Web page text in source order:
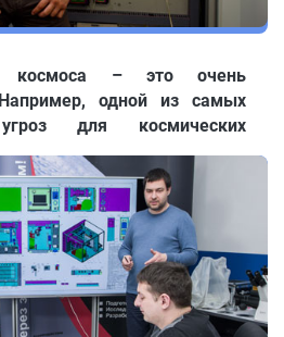
космоса – это очень
одной из самых
угроз для космических
столкновение с
Томском научном центре
с коллегами из ТПУ, ТГУ и
университета
комплексы для
чрезвычайных ситуаций
возможностей их